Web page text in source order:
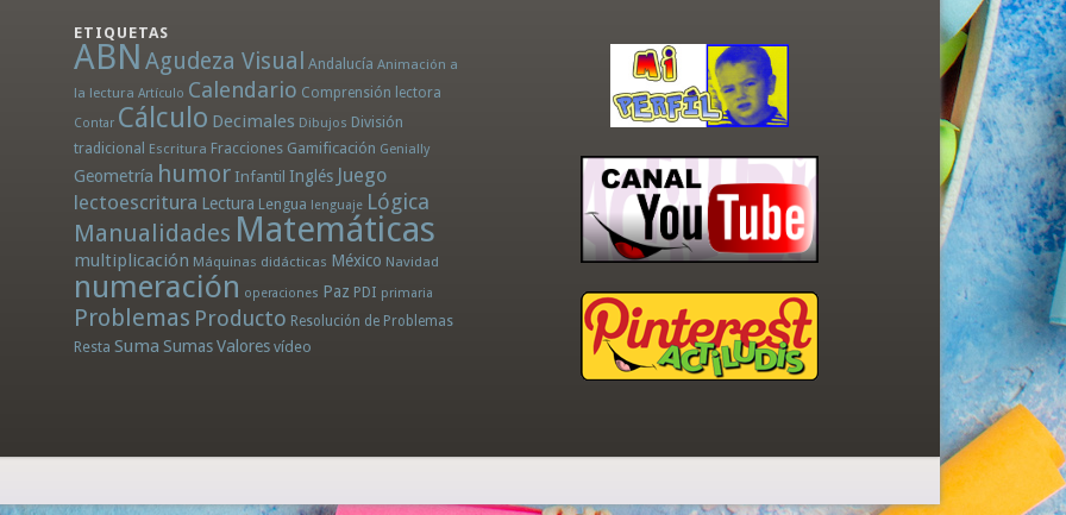
ETIQUETAS
ABN Agudeza Visual Andalucía Animación a
la lectura Artículo Calendario Comprensión lectora
Contar Cálculo Decimales Dibujos División
tradicional Escritura Fracciones Gamificación Genially
Geometría humor Infantil Inglés Juego
lectoescritura Lectura Lengua lenguaje Lógica
Manualidades Matemáticas
multiplicación Máquinas didácticas México Navidad
numeración operaciones Paz PDI primaria
Problemas Producto Resolución de Problemas
Resta Suma SumasValores vídeo